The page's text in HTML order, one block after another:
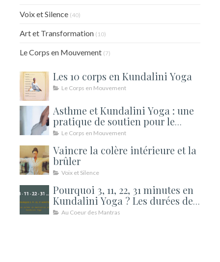
Voix et Silence (40)
Art et Transformation (10)
Le Corps en Mouvement (7)
Les 10 corps en Kundalini Yoga
Le Corps en Mouvement
Asthme et Kundalini Yoga : une
pratique de soutien pour le
souffle
Le Corps en Mouvement
Vaincre la colère intérieure et la
brûler
Voix et Silence
Pourquoi 3, 11, 22, 31 minutes en
Kundalini Yoga ? Les durées de
méditation expliquées
Au Coeur des Mantras